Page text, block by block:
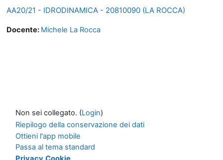
AA20/21 - IDRODINAMICA - 20810090 (LA ROCCA)
Docente: Michele La Rocca
Non sei collegato. (Login)
Riepilogo della conservazione dei dati
Ottieni l'app mobile
Passa al tema standard